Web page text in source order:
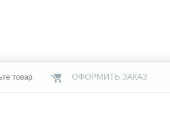
товар ОФОРМИТЬ ЗАКАЗ